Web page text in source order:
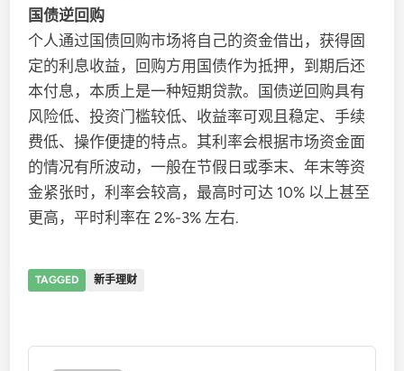
国债逆回购
个人通过国债回购市场将自己的资金借出，获得固
定的利息收益，回购方用国债作为抵押，到期后还
本付息，本质上是一种短期贷款。国债逆回购具有
风险低、投资门槛较低、收益率可观且稳定、手续
费低、操作便捷的特点。其利率会根据市场资金面
的情况有所波动，一般在节假日或季末、年末等资
金紧张时，利率会较高，最高时可达 10% 以上甚至
更高，平时利率在 2%-3% 左右.
TAGGED 新手理财